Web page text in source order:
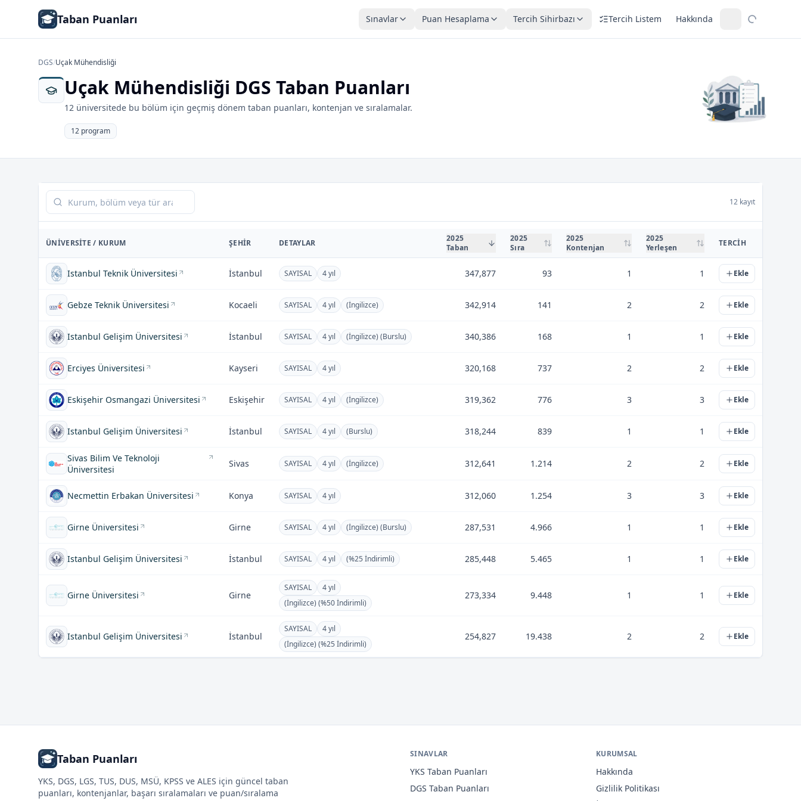
Taban Puanları Sınavlar Puan Hesaplama Tercih Sihirbazı Tercih Listem Hakkında
DGS/Uçak Mühendisliği
Uçak Mühendisliği DGS Taban Puanları
12 üniversitede bu bölüm için geçmiş dönem taban puanları, kontenjan ve sıralamalar.
12 program
Tabloda ara 12 kayıt
ÜNIVERSITE / KURUM ŞEHIR DETAYLAR
2025
Taban
2025
Sıra
2025
Kontenjan
2025
Yerleşen
TERCIH
Istanbul Teknik Üniversitesi İstanbul SAYISAL 4 yıl 347,877 93 1 1 Ekle
Gebze Teknik Üniversitesi Kocaeli SAYISAL 4 yıl (İngilizce) 342,914 141 2 2 Ekle
Istanbul Gelişim Üniversitesi İstanbul SAYISAL 4 yıl (İngilizce) (Burslu) 340,386 168 1 1 Ekle
Erciyes Üniversitesi Kayseri SAYISAL 4 yıl 320,168 737 2 2 Ekle
Eskişehir Osmangazi Üniversitesi Eskişehir SAYISAL 4 yıl (İngilizce) 319,362 776 3 3 Ekle
Istanbul Gelişim Üniversitesi İstanbul SAYISAL 4 yıl (Burslu) 318,244 839 1 1 Ekle
Sivas Bilim Ve Teknoloji
Üniversitesi
Sivas SAYISAL 4 yıl (İngilizce) 312,641 1.214 2 2 Ekle
Necmettin Erbakan Üniversitesi Konya SAYISAL 4 yıl 312,060 1.254 3 3 Ekle
Girne Üniversitesi Girne SAYISAL 4 yıl (İngilizce) (Burslu) 287,531 4.966 1 1 Ekle
Istanbul Gelişim Üniversitesi İstanbul SAYISAL 4 yıl (%25 İndirimli) 285,448 5.465 1 1 Ekle
Girne Üniversitesi Girne
SAYISAL
4 yıl
(İngilizce) (%50 İndirimli)
273,334 9.448 1 1 Ekle
Istanbul Gelişim Üniversitesi İstanbul
SAYISAL
4 yıl
(İngilizce) (%25 İndirimli)
254,827 19.438 2 2 Ekle
Taban Puanları
YKS, DGS, LGS, TUS, DUS, MSÜ, KPSS ve ALES için güncel taban
puanları, kontenjanlar, başarı sıralamaları ve puan/sıralama
SINAVLAR
YKS Taban Puanları
DGS Taban Puanları
KURUMSAL
Hakkında
Gizlilik Politikası